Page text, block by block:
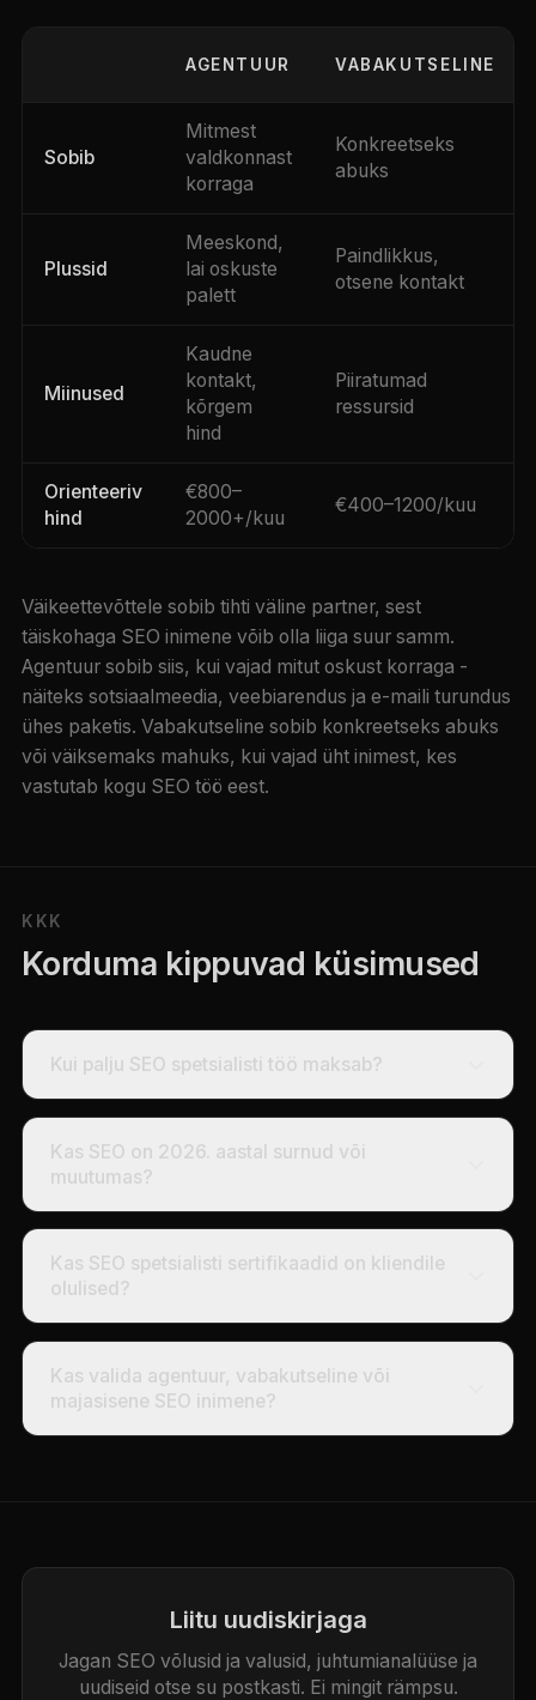
AGENTUUR VABAKUTSELINE
Sobib
Mitmest
valdkonnast
korraga
Konkreetseks
abuks
Plussid
Meeskond,
lai oskuste
palett
Paindlikkus,
otsene kontakt
Miinused
Kaudne
kontakt,
kõrgem
hind
Piiratumad
ressursid
Orienteeriv
hind
€800–
2000+/kuu
€400–1200/kuu
Väikeettevõttele sobib tihti väline partner, sest
täiskohaga SEO inimene võib olla liiga suur samm.
Agentuur sobib siis, kui vajad mitut oskust korraga -
näiteks sotsiaalmeedia, veebiarendus ja e-maili turundus
ühes paketis. Vabakutseline sobib konkreetseks abuks
või väiksemaks mahuks, kui vajad üht inimest, kes
vastutab kogu SEO töö eest.
KKK
Korduma kippuvad küsimused
Kui palju SEO spetsialisti töö maksab?
Kas SEO on 2026. aastal surnud või
muutumas?
Kas SEO spetsialisti sertifikaadid on kliendile
olulised?
Kas valida agentuur, vabakutseline või
majasisene SEO inimene?
Liitu uudiskirjaga
Jagan SEO võlusid ja valusid, juhtumianalüüse ja
uudiseid otse su postkasti. Ei mingit rämpsu.